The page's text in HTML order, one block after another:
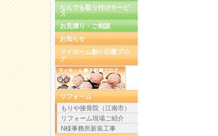
なんでも取り付けサービ
ス
お見積り・ご相談
お知らせ
マイホーム創り応援ブロ
グ
リフォーム
もりや接骨院（江南市）
リフォーム現場ご紹介
N様事務所新装工事